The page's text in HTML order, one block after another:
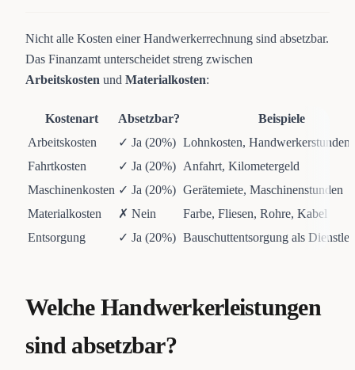
Nicht alle Kosten einer Handwerkerrechnung sind absetzbar.
Das Finanzamt unterscheidet streng zwischen
Arbeitskosten und Materialkosten:
Kostenart Absetzbar?
Beispiele
Arbeitskosten
✓ Ja (20%) Lohnkosten, Handwerkerstunden
Fahrtkosten
✓ Ja (20%) Anfahrt, Kilometergeld
Maschinenkosten ✓ Ja (20%) Gerätemiete, Maschinenstunden
Materialkosten
✗ Nein
Farbe, Fliesen, Rohre, Kabel
Entsorgung
✓ Ja (20%) Bauschuttentsorgung als
Welche Handwerkerleistungen
sind absetzbar?